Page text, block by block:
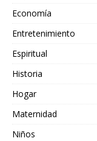
Economía
Entretenimiento
Espiritual
Historia
Hogar
Maternidad
Niños